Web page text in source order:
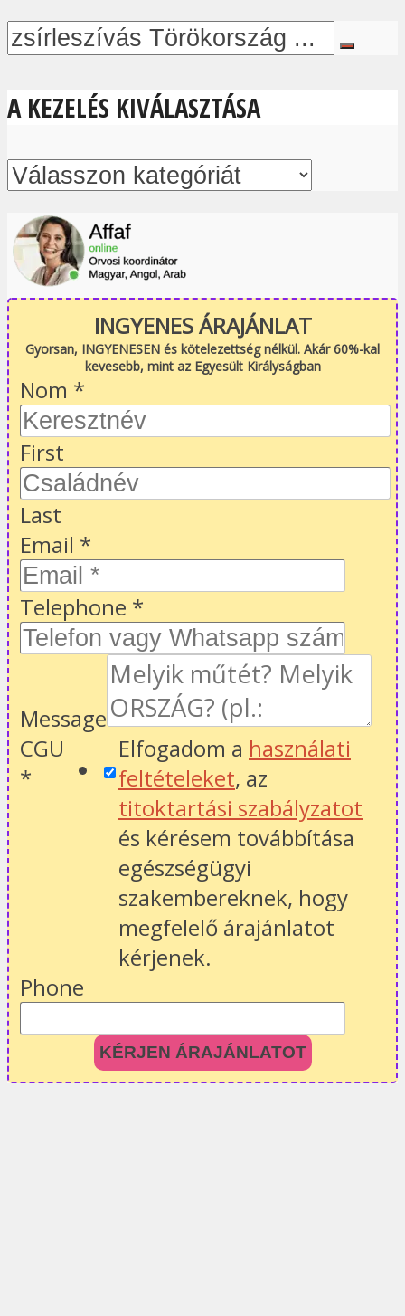
A KEZELÉS KIVÁLASZTÁSA
INGYENES ÁRAJÁNLAT
Gyorsan, INGYENESEN és kötelezettség nélkül. Akár 60%-kal
kevesebb, mint az Egyesült Királyságban
Nom *
First
Last
Email *
Telephone *
Message
CGU
*
Elfogadom a használati
feltételeket, az
titoktartási szabályzatot
és kérésem továbbítása
egészségügyi
szakembereknek, hogy
megfelelő árajánlatot
kérjenek.
Phone
KÉRJEN ÁRAJÁNLATOT